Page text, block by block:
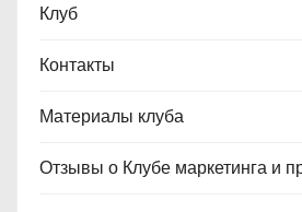
Клуб
Контакты
Материалы клуба
Отзывы о Клубе маркетинга и